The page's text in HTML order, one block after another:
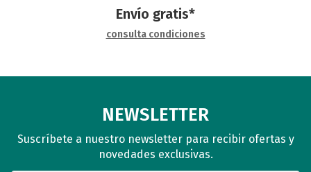
Envío gratis*
consulta condiciones
NEWSLETTER
Suscríbete a nuestro newsletter para recibir ofertas y
novedades exclusivas.